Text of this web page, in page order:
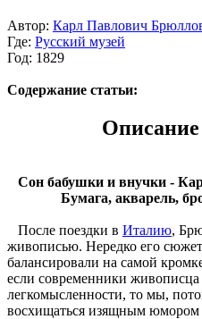
Автор: Карл Павлович
Где: Русский музей
Год: 1829
Содержание статьи:
Сон бабушки и внучки -
Бумага, акварель,
После поездки в Италию,
живописью. Нередко его
балансировали на самой
если современники
легкомысленности, то мы,
восхищаться изящным юмором